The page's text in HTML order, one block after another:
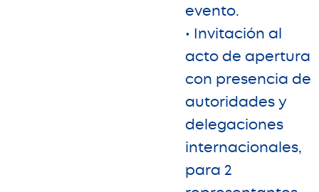
evento.
• Invitación al
acto de apertura
con presencia de
autoridades y
delegaciones
internacionales,
para 2